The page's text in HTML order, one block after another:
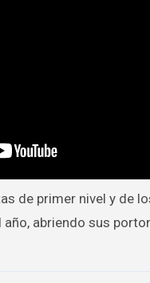
de primer nivel y de
año, abriendo sus